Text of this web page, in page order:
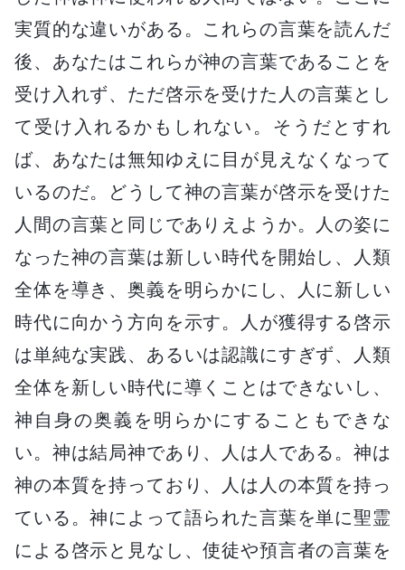
実質的な違いがある。これらの言葉を読んだ
後、あなたはこれらが神の言葉であることを
受け入れず、ただ啓示を受けた人の言葉とし
て受け入れるかもしれない。そうだとすれ
ば、あなたは無知ゆえに目が見えなくなって
いるのだ。どうして神の言葉が啓示を受けた
人間の言葉と同じでありえようか。人の姿に
なった神の言葉は新しい時代を開始し、人類
全体を導き、奥義を明らかにし、人に新しい
時代に向かう方向を示す。人が獲得する啓示
は単純な実践、あるいは認識にすぎず、人類
全体を新しい時代に導くことはできないし、
神自身の奥義を明らかにすることもできな
い。神は結局神であり、人は人である。神は
神の本質を持っており、人は人の本質を持っ
ている。神によって語られた言葉を単に聖霊
による啓示と見なし、使徒や預言者の言葉を